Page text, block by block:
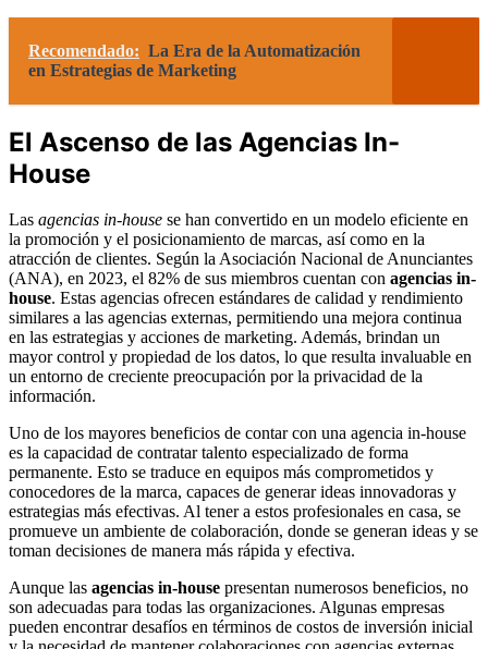
Recomendado: La Era de la Automatización
en Estrategias de Marketing
El Ascenso de las Agencias In-
House
Las agencias in-house se han convertido en un modelo eficiente en
la promoción y el posicionamiento de marcas, así como en la
atracción de clientes. Según la Asociación Nacional de Anunciantes
(ANA), en 2023, el 82% de sus miembros cuentan con agencias in-
house. Estas agencias ofrecen estándares de calidad y rendimiento
similares a las agencias externas, permitiendo una mejora continua
en las estrategias y acciones de marketing. Además, brindan un
mayor control y propiedad de los datos, lo que resulta invaluable en
un entorno de creciente preocupación por la privacidad de la
información.
Uno de los mayores beneficios de contar con una agencia in-house
es la capacidad de contratar talento especializado de forma
permanente. Esto se traduce en equipos más comprometidos y
conocedores de la marca, capaces de generar ideas innovadoras y
estrategias más efectivas. Al tener a estos profesionales en casa, se
promueve un ambiente de colaboración, donde se generan ideas y se
toman decisiones de manera más rápida y efectiva.
Aunque las agencias in-house presentan numerosos beneficios, no
son adecuadas para todas las organizaciones. Algunas empresas
pueden encontrar desafíos en términos de costos de inversión inicial